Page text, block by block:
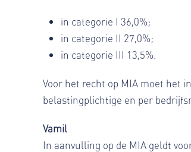
in categorie I 36,0%;
in categorie II 27,0%;
in categorie III 13,5%.
Voor het recht op MIA moet het
belastingplichtige en per
Vamil
In aanvulling op de MIA geldt